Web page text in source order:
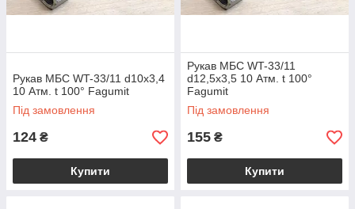
Рукав МБС WT-33/11 d10x3,4
10 Атм. t 100° Fagumit
Під замовлення
124 ₴
Купити
Рукав МБС WT-33/11
d12,5x3,5 10 Атм. t 100°
Fagumit
Під замовлення
155 ₴
Купити